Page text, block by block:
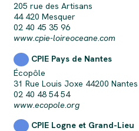
205 rue des Artisans
44 420 Mesquer
02 40 45 35 96
www.cpie-loireoceane.com
CPIE Pays de Nantes
Écopôle
31 Rue Louis Joxe 44200 Nantes
02 40 48 54 54
www.ecopole.org
CPIE Logne et Grand-Lieu